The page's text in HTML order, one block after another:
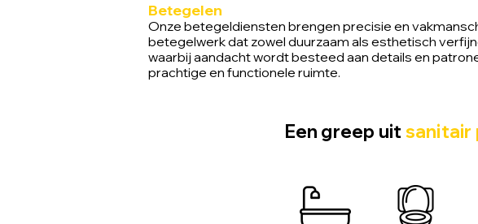
Betegelen
Onze betegeldiensten brengen precisie en
betegelwerk dat zowel duurzaam als esthetisch
waarbij aandacht wordt besteed aan details en
prachtige en functionele ruimte.
Een greep uit sanitair